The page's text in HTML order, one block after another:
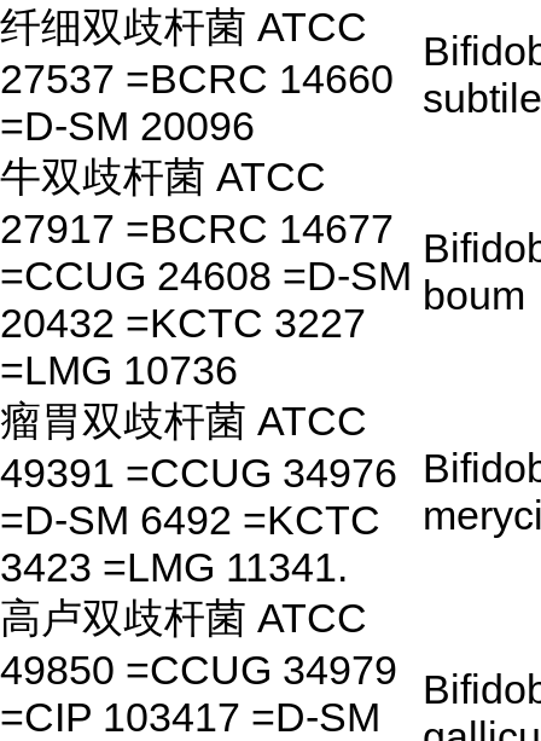
纤细双歧杆菌 ATCC
27537 =BCRC 14660
=D-SM 20096
subtile
牛双歧杆菌 ATCC
27917 =BCRC 14677
=CCUG 24608 =D-SM
20432 =KCTC 3227
=LMG 10736
boum
瘤胃双歧杆菌 ATCC
49391 =CCUG 34976
=D-SM 6492 =KCTC
3423 =LMG 11341.
高卢双歧杆菌 ATCC
49850 =CCUG 34979
=CIP 103417 =D-SM